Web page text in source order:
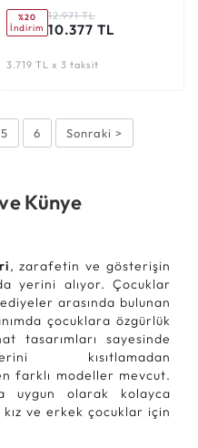
%20
İndirim
12.971 TL
10.377 TL
3.719 TL x 3 taksit
5 6 Sonraki >
Künye
, zarafetin ve gösterişin
yerini alıyor. Çocuklar
arasında bulunan
çocuklara özgürlük
tasarımları sayesinde
kısıtlamadan
farklı modeller mevcut.
uygun olarak kolayca
ve erkek çocuklar için